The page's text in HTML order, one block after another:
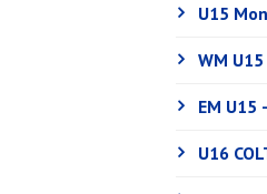
U15
WM
EM U15
U16